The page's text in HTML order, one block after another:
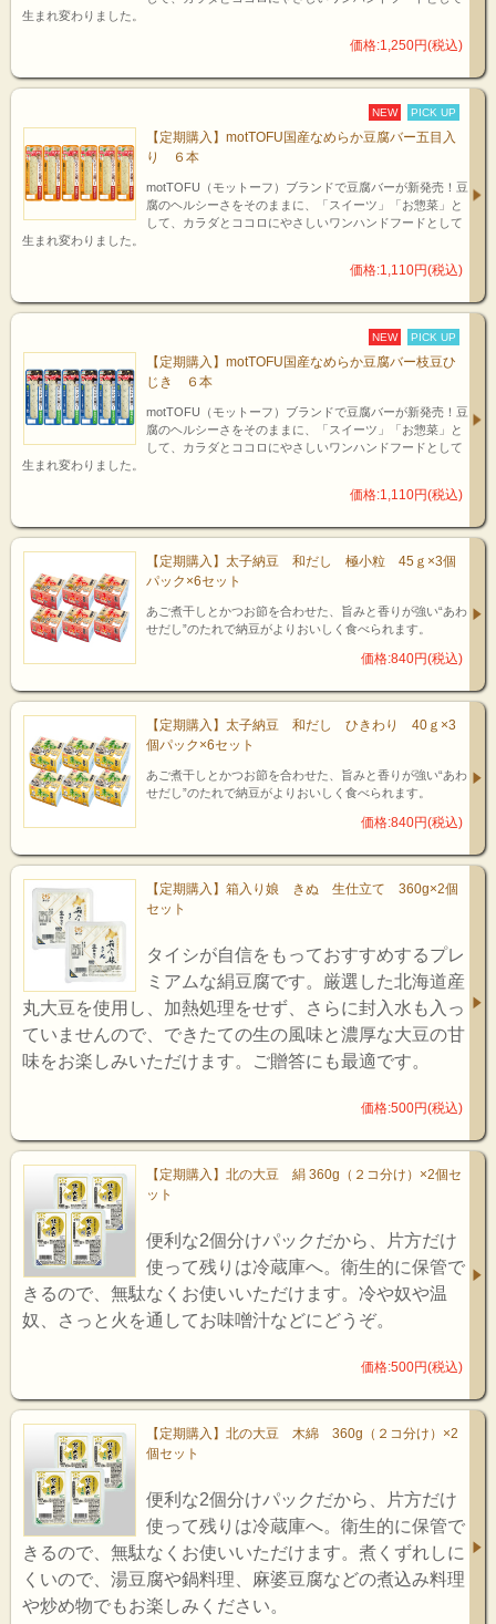
生まれ変わりました。
価格:1,250円(税込)
NEW PICK UP
【定期購入】motTOFU国産なめらか豆腐バー五目入
り ６本
motTOFU（モットーフ）ブランドで豆腐バーが新発売！豆
腐のヘルシーさをそのままに、「スイーツ」「お惣菜」と
して、カラダとココロにやさしいワンハンドフードとして
生まれ変わりました。
価格:1,110円(税込)
NEW PICK UP
【定期購入】motTOFU国産なめらか豆腐バー枝豆ひ
じき ６本
motTOFU（モットーフ）ブランドで豆腐バーが新発売！豆
腐のヘルシーさをそのままに、「スイーツ」「お惣菜」と
して、カラダとココロにやさしいワンハンドフードとして
生まれ変わりました。
価格:1,110円(税込)
【定期購入】太子納豆 和だし 極小粒 45ｇ×3個
パック×6セット
あご煮干しとかつお節を合わせた、旨みと香りが強い“あわ
せだし”のたれで納豆がよりおいしく食べられます。
価格:840円(税込)
【定期購入】太子納豆 和だし ひきわり 40ｇ×3
個パック×6セット
あご煮干しとかつお節を合わせた、旨みと香りが強い“あわ
せだし”のたれで納豆がよりおいしく食べられます。
価格:840円(税込)
【定期購入】箱入り娘 きぬ 生仕立て 360g×2個
セット
タイシが自信をもっておすすめするプレ
ミアムな絹豆腐です。厳選した北海道産
丸大豆を使用し、加熱処理をせず、さらに封入水も入っ
ていませんので、できたての生の風味と濃厚な大豆の甘
味をお楽しみいただけます。ご贈答にも最適です。
価格:500円(税込)
【定期購入】北の大豆 絹 360g（２コ分け）×2個セ
ット
便利な2個分けパックだから、片方だけ
使って残りは冷蔵庫へ。衛生的に保管で
きるので、無駄なくお使いいただけます。冷や奴や温
奴、さっと火を通してお味噌汁などにどうぞ。
価格:500円(税込)
【定期購入】北の大豆 木綿 360g（２コ分け）×2
個セット
便利な2個分けパックだから、片方だけ
使って残りは冷蔵庫へ。衛生的に保管で
きるので、無駄なくお使いいただけます。煮くずれしに
くいので、湯豆腐や鍋料理、麻婆豆腐などの煮込み料理
や炒め物でもお楽しみください。